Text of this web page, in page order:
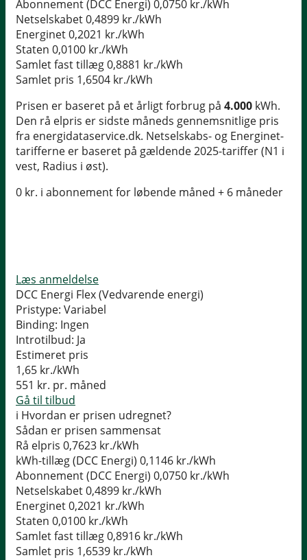
Abonnement (DCC Energi) 0,0750 kr./kWh
Netselskabet0,4899 kr./kWh
Energinet0,2021 kr./kWh
Staten 0,0100 kr./kWh
Samlet fast tillæg0,8881 kr./kWh
Samlet pris 1,6504 kr./kWh
Prisen er baseret på et årligt forbrug på 4.000 kWh.
Den rå elpris er sidste måneds gennemsnitlige pris
fra energidataservice.dk. Netselskabs- og Energinet-
tarifferne er baseret på gældende 2025-tariffer (N1 i
vest, Radius i øst).
0 kr. i abonnement for løbende måned + 6 måneder
Læs anmeldelse
DCC Energi Flex (Vedvarende energi)
Pristype: Variabel
Binding: Ingen
Introtilbud: Ja
Estimeret pris
1,65 kr./kWh
551 kr. pr. måned
Gå til tilbud
i Hvordan er prisen udregnet?
Sådan er prisen sammensat
Rå elpris 0,7623 kr./kWh
kWh-tillæg (DCC Energi) 0,1146 kr./kWh
Abonnement (DCC Energi) 0,0750 kr./kWh
Netselskabet0,4899 kr./kWh
Energinet0,2021 kr./kWh
Staten 0,0100 kr./kWh
Samlet fast tillæg0,8916 kr./kWh
Samlet pris 1,6539 kr./kWh